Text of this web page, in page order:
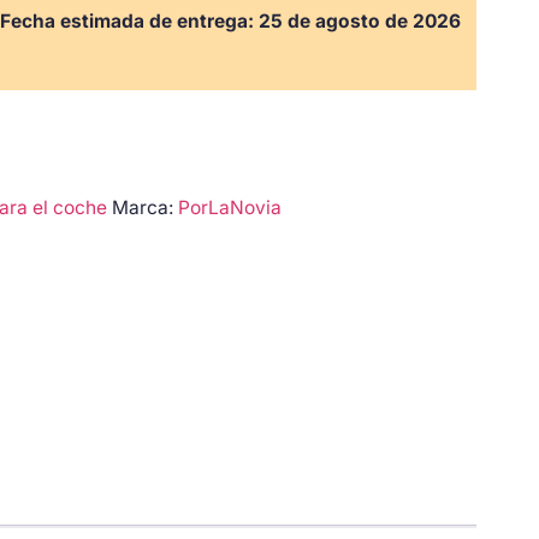
Fecha estimada de entrega: 25 de agosto de 2026
el coche Marca: PorLaNovia